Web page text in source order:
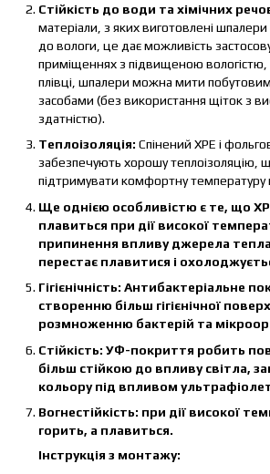
Стійкість до води та хімічних
матеріали, з яких виготовлені шпалери
до вологи, це дає можливість
приміщеннях з підвищеною вологістю,
плівці, шпалери можна мити
засобами (без використання щіток з
здатністю).
Теплоізоляція: Спінений ХРЕ і
забезпечують хорошу теплоізоляцію,
підтримувати комфортну температуру
Ще однією особливістю є те, що
плавиться при дії високої
припинення впливу джерела
перестає плавитися і
Гігієнічність: Антибактеріальне
створенню більш гігієнічної
розмноженню бактерій та
Стійкість: УФ-покриття робить
більш стійкою до впливу світла,
кольору під впливом
Вогнестійкість: при дії високої
горить, а плавиться.
Інструкція з монтажу: